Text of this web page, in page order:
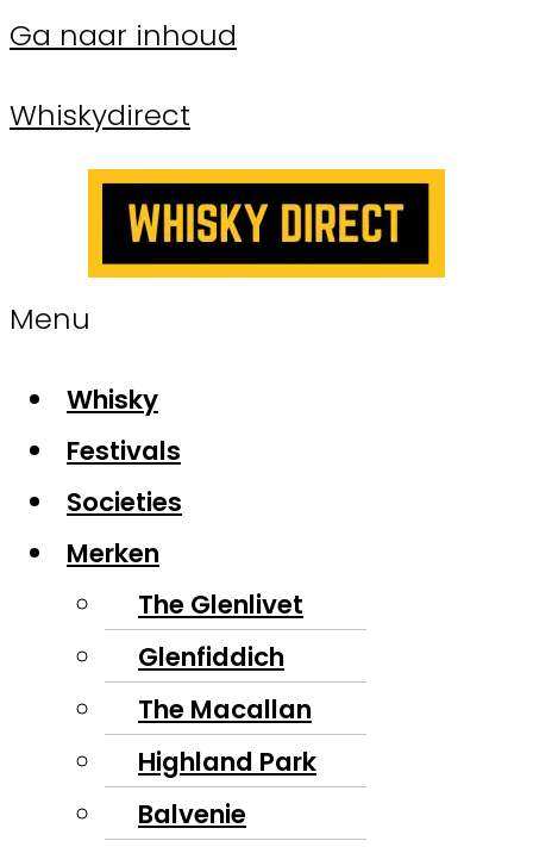
Ga naar inhoud
Whiskydirect
Menu
Whisky
Festivals
Societies
Merken
The Glenlivet
Glenfiddich
The Macallan
Highland Park
Balvenie